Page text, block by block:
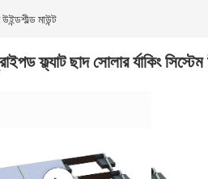
মাউন্ট
ফ্ল্যাট ছাদ সোলার র্যাকিং সিস্টেম